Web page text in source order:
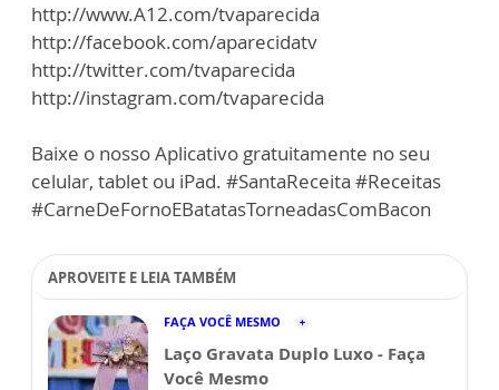
http://www.A12.com/tvaparecida
http://facebook.com/aparecidatv
http://twitter.com/tvaparecida
http://instagram.com/tvaparecida
Baixe o nosso Aplicativo gratuitamente no seu
celular, tablet ou iPad. #SantaReceita #Receitas
#CarneDeFornoEBatatasTorneadasComBacon
APROVEITE E LEIA TAMBÉM
FAÇA VOCÊ MESMO
Laço Gravata Duplo Luxo - Faça
Você Mesmo